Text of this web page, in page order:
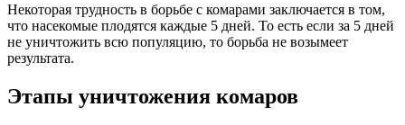
Некоторая трудность в борьбе с комарами заключается в том,
что насекомые плодятся каждые 5 дней. То есть если за 5 дней
не уничтожить всю популяцию, то борьба не возымеет
результата.
Этапы уничтожения комаров